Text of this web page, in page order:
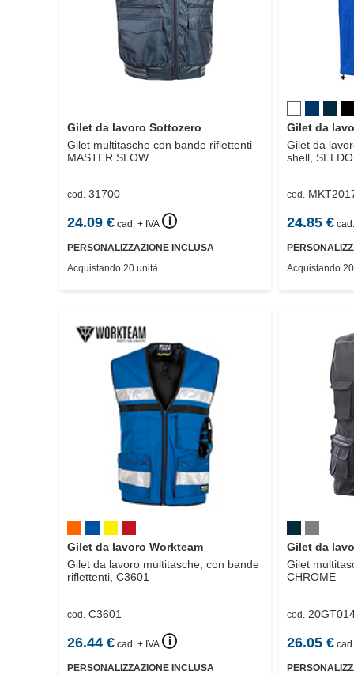
Gilet da lavoro Sottozero
Gilet multitasche con bande riflettenti
MASTER SLOW
cod. 31700
24.09 € cad. + IVA 🛈
PERSONALIZZAZIONE INCLUSA
Acquistando 20 unità
Gilet da
Gilet da
shell,
cod.
24.85€
Acquistando
Gilet da lavoro Workteam
Gilet da lavoro multitasche, con bande
riflettenti, C3601
cod. C3601
26.44 € cad. + IVA 🛈
PERSONALIZZAZIONE INCLUSA
Gilet da
Gilet
CHROME
cod.
26.05€